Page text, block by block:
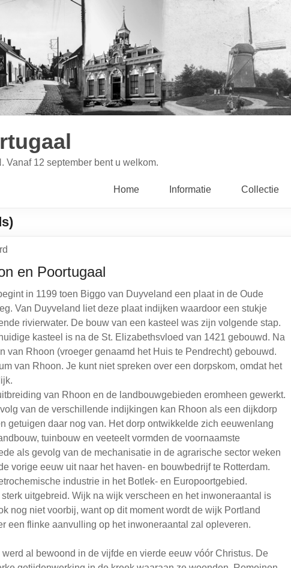
Vanaf 12 september bent u welkom.
Home Informatie Collectie
en Poortugaal
in 1199 toen Biggo van Duyveland een plaat in de Oude
Van Duyveland liet deze plaat indijken waardoor een stukje
rivierwater. De bouw van een kasteel was zijn volgende stap.
kasteel is na de St. Elizabethsvloed van 1421 gebouwd. Na
van Rhoon (vroeger genaamd het Huis te Pendrecht) gebouwd.
van Rhoon. Je kunt niet spreken over een dorpskom, omdat het
van Rhoon en de landbouwgebieden eromheen gewerkt.
van de verschillende indijkingen kan Rhoon als een dijkdorp
getuigen daar nog van. Het dorp ontwikkelde zich eeuwenlang
tuinbouw en veeteelt vormden de voornaamste
als gevolg van de mechanisatie in de agrarische sector weken
vorige eeuw uit naar het haven- en bouwbedrijf te Rotterdam.
industrie in het Botlek- en Europoortgebied.
uitgebreid. Wijk na wijk verscheen en het inwoneraantal is
nog niet voorbij, want op dit moment wordt de wijk Portland
een flinke aanvulling op het inwoneraantal zal opleveren.
al bewoond in de vijfde en vierde eeuw vóór Christus. De